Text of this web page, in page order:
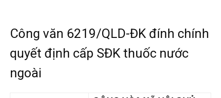
Công văn 6219/QLD-ĐK đính chính
quyết định cấp SĐK thuốc nước
ngoài